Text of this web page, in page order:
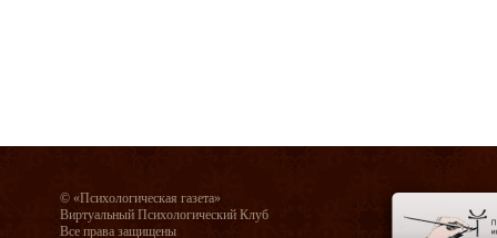
© «Психологическая газета»
Виртуальный Психологический Клуб
Все права защищены